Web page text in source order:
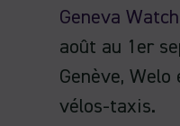
Geneva
août au 1er
Genève,
vélos-taxis.